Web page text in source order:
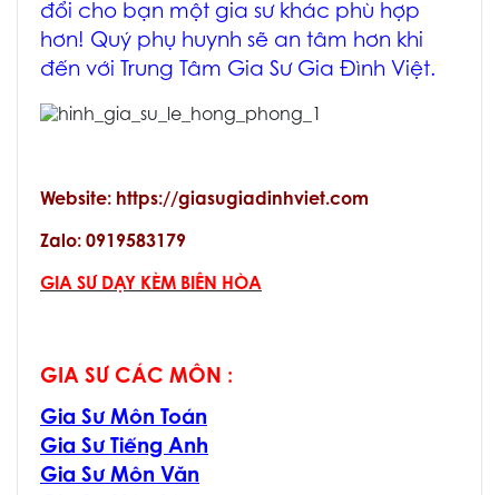
đổi cho bạn một gia sư khác phù hợp
hơn! Quý phụ huynh sẽ an tâm hơn khi
đến với Trung Tâm Gia Sư Gia Đình Việt.
Website: https://giasugiadinhviet.com
Zalo: 0919583179
GIA SƯ DẠY KÈM BIÊN HÒA
GIA SƯ CÁC MÔN :
Gia Sư Môn Toán
Gia Sư Tiếng Anh
Gia Sư Môn Văn